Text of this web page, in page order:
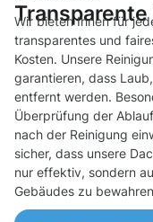
Wir bieten Ihnen für
transparentes und
Kosten. Unsere
garantieren, dass
entfernt werden.
Überprüfung der
nach der Reinigung
sicher, dass unsere
nur effektiv, sondern
Gebäudes zu